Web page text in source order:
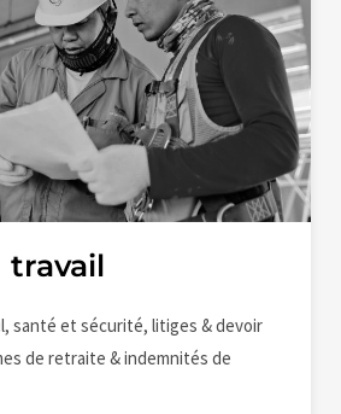
travail
santé et sécurité, litiges & devoir
de retraite & indemnités de